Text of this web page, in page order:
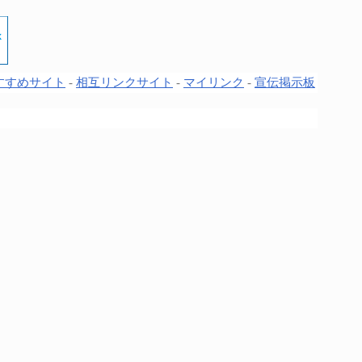
すめサイト - 相互リンクサイト - マイリンク - 宣伝掲示板